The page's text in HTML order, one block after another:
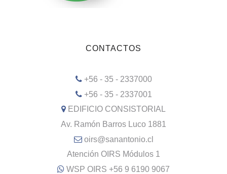
CONTACTOS
+56 - 35 - 2337000
+56 - 35 - 2337001
EDIFICIO CONSISTORIAL
Av. Ramón Barros Luco 1881
oirs@sanantonio.cl
Atención OIRS Módulos 1
WSP OIRS +56 9 6190 9067